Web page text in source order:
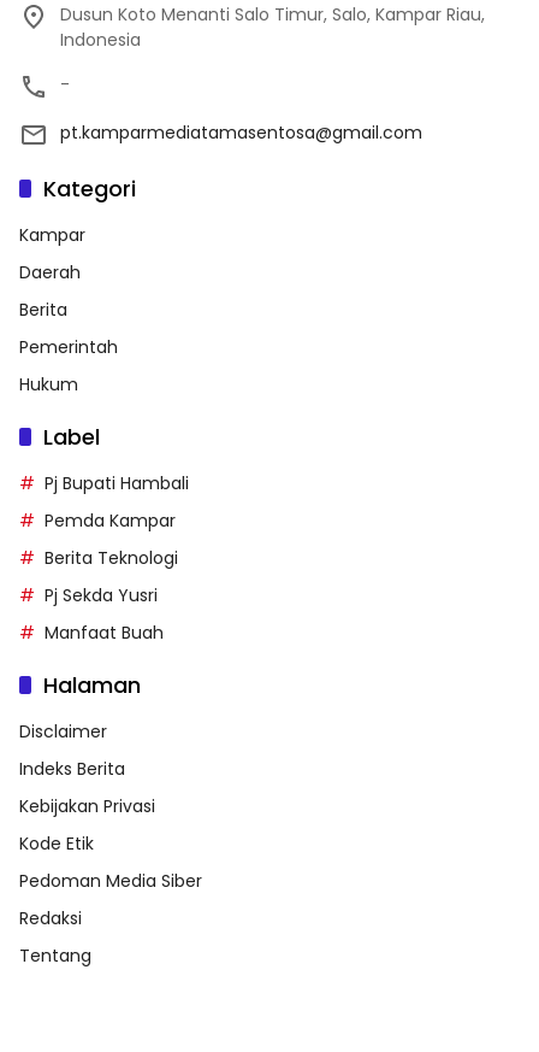
Dusun Koto Menanti Salo Timur, Salo, Kampar Riau,
Indonesia
-
pt.kamparmediatamasentosa@gmail.com
Kategori
Kampar
Daerah
Berita
Pemerintah
Hukum
Label
Pj Bupati Hambali
Pemda Kampar
Berita Teknologi
Pj Sekda Yusri
Manfaat Buah
Halaman
Disclaimer
Indeks Berita
Kebijakan Privasi
Kode Etik
Pedoman Media Siber
Redaksi
Tentang